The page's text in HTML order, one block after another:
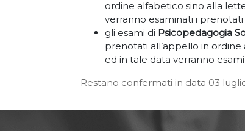
ordine alfabetico sino alla
verranno esaminati i
gli esami di Psicopedagogia
prenotati all’appello in ordine
ed in tale data verranno
Restano confermati in data 03